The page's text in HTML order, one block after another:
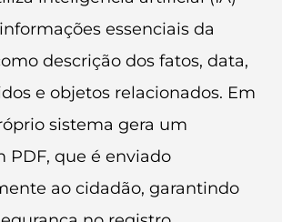
essenciais da
descrição dos fatos, data,
e objetos relacionados. Em
sistema gera um
PDF, que é enviado
ao cidadão, garantindo